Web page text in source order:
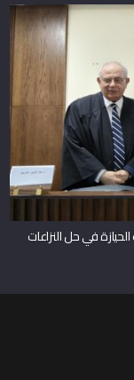
في حل النزاعات